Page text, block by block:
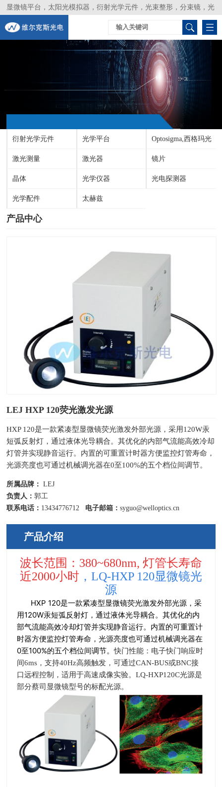
显微镜平台，太阳光模拟器，衍射光学元件，光束整形，分束镜，光
谱仪，生物激光器，光束分析仪，Layertec
衍射光学元件 光学平台 Optosigma,西格玛光
机
激光测量 激光器 镜片
晶体 光学仪器 光电探测器
光学配件 太赫兹
产品中心
LEJ HXP 120荧光激发光源
HXP 120是一款紧凑型显微镜荧光激发外部光源，采用120W汞
短弧反射灯，通过液体光导耦合。其优化的内部气流能高效冷却
灯管并实现静音运行。内置的可重置计时器方便监控灯管寿命，
光源亮度也可通过机械调光器在0至100%的五个档位间调节。
所属品牌： LEJ
负责人：郭工
联系电话： 13434776712 电子邮箱：syguo@welloptics.cn
产品介绍
波长范围：380~680nm, 灯管长寿命
近2000小时， LQ-HXP 120显微镜光
源
HXP 120是一款紧凑型显微镜荧光激发外部光源，采
用120W汞短弧反射灯，通过液体光导耦合。其优化的内
部气流能高效冷却灯管并实现静音运行。内置的可重置计
时器方便监控灯管寿命，光源亮度也可通过机械调光器在
0至100%的五个档位间调节。快门性能：电子快门响应时
间6ms，支持40Hz高频触发，可通过CAN-BUS或BNC接
口远程控制，适用于高速成像实验。LQ-HXP120C光源是
部分蔡司显微镜型号的标配光源。